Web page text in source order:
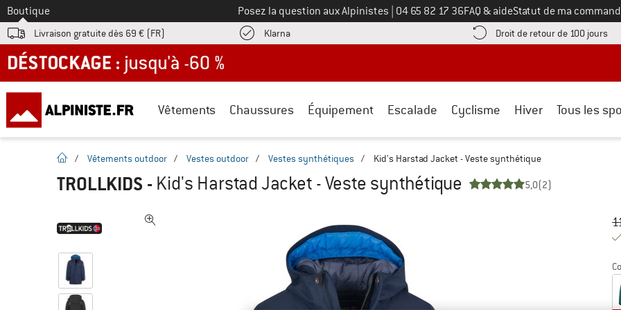
Vers le
Boutique Posez la question aux Alpinistes Appelez-nous au
04 65 82 17 36FAQ & aideStatut de ma
Livraison gratuite dès 69 € (FR) KlarnaTrouve les informations de paiement ici ! Ouvre une boîte d'information
Droit de retour de 100 jours
DÉSTOCKAGE : jusqu'à -60 %
Vêtements Chaussures Équipement Escalade Cyclisme Hiver Tous les
Page d'accueil
/ Vêtements outdoor / Vestes outdoor / Vestes synthétiques / Kid's Harstad Jacket - Veste synthétique
TROLLKIDS - Kid's Harstad Jacket - Veste synthétique 5,0(2)